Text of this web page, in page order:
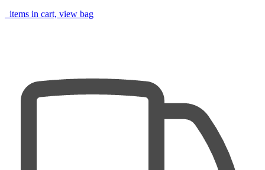
items in cart, view bag